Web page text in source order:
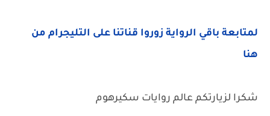
لمتابعة باقي الرواية زوروا قناتنا على التليجرام من
هنا
شكرا لزيارتكم عالم روايات سكيرهوم